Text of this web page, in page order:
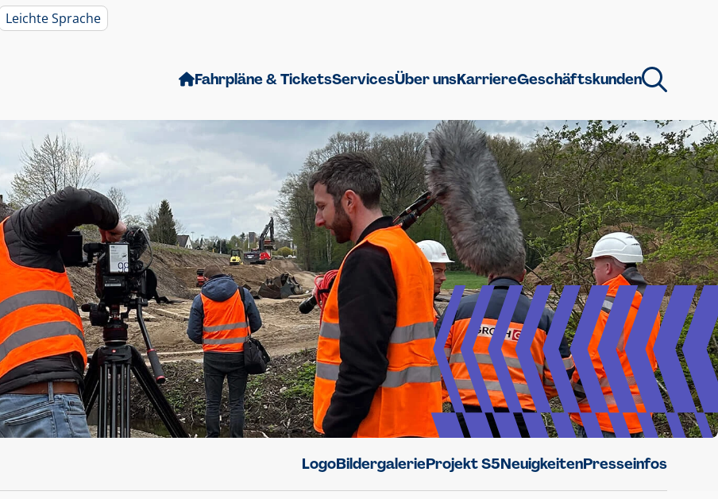
Leichte Sprache
Fahrpläne & TicketsServicesÜber unsKarriereGeschäftskunden
LogoBildergalerieProjekt S5NeuigkeitenPresseinfos